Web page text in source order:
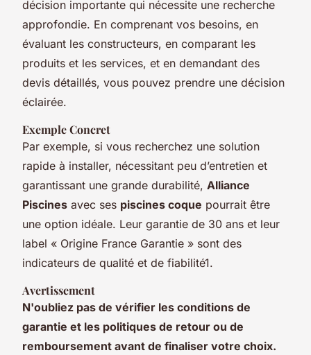
décision importante qui nécessite une recherche
approfondie. En comprenant vos besoins, en
évaluant les constructeurs, en comparant les
produits et les services, et en demandant des
devis détaillés, vous pouvez prendre une décision
éclairée.
Exemple Concret
Par exemple, si vous recherchez une solution
rapide à installer, nécessitant peu d’entretien et
garantissant une grande durabilité, Alliance
Piscines avec ses piscines coque pourrait être
une option idéale. Leur garantie de 30 ans et leur
label « Origine France Garantie » sont des
indicateurs de qualité et de fiabilité1.
Avertissement
N'oubliez pas de vérifier les conditions de
garantie et les politiques de retour ou de
remboursement avant de finaliser votre choix.